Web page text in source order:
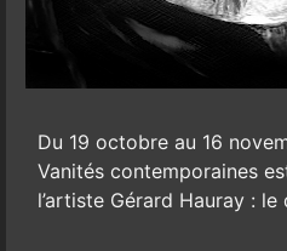
Du 19 octobre au 16
Vanités contemporaines
l’artiste Gérard Hauray :